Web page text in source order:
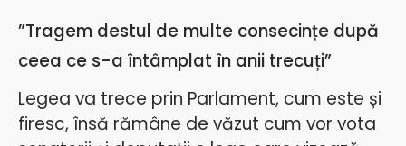
”Tragem destul de multe consecințe după
ceea ce s-a întâmplat în anii trecuți”
Legea va trece prin Parlament, cum este și
firesc, însă rămâne de văzut cum vor vota